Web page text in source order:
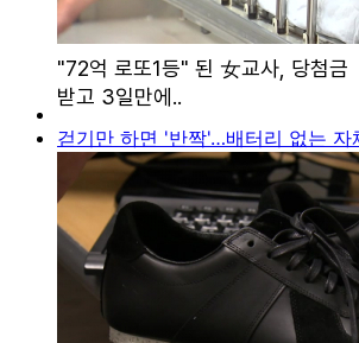
걷기만 하면 '반짝'…배터리 없는 자